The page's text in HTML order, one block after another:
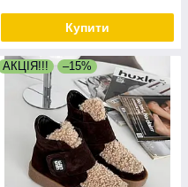
Купити
АКЦІЯ!!! –15%